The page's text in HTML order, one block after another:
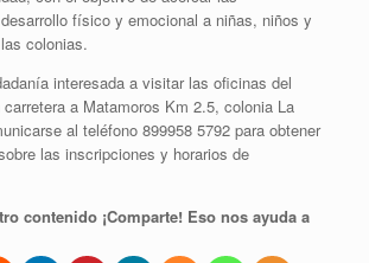
físico y emocional a niñas, niños y
colonias.
interesada a visitar las oficinas del
a Matamoros Km 2.5, colonia La
al teléfono 899958 5792 para obtener
las inscripciones y horarios de
contenido ¡Comparte! Eso nos ayuda a